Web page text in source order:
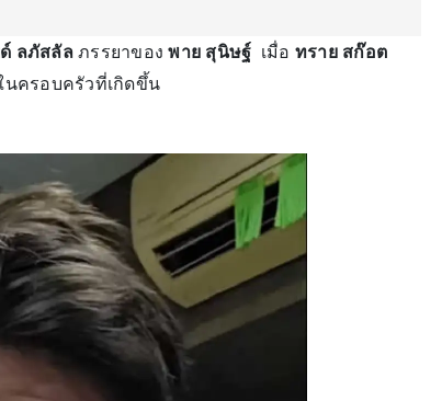
ลภัสลัล ภรรยาของพาย สุนิษฐ์ เมื่อ ทราย สก๊อต
ครอบครัวที่เกิดขึ้น